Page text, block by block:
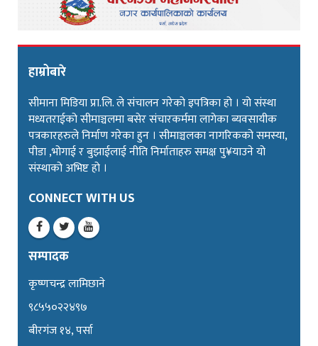
हाम्रोबारे
सीमाना मिडिया प्रा.लि. ले संचालन गरेको इपत्रिका हो । यो संस्था
मध्यतराईको सीमाञ्चलमा बसेर संचारकर्ममा लागेका ब्यवसायीक
पत्रकारहरुले निर्माण गरेका हुन । सीमाञ्चलका नागरिकको समस्या,
पीडा ,भोगाई र बुझाईलाई नीति निर्माताहरु समक्ष पु¥याउने यो
संस्थाको अभिष्ट हो ।
CONNECT WITH US
सम्पादक
कृष्णचन्द्र लामिछाने
९८५५०२२४९७
बीरगंज १४, पर्सा